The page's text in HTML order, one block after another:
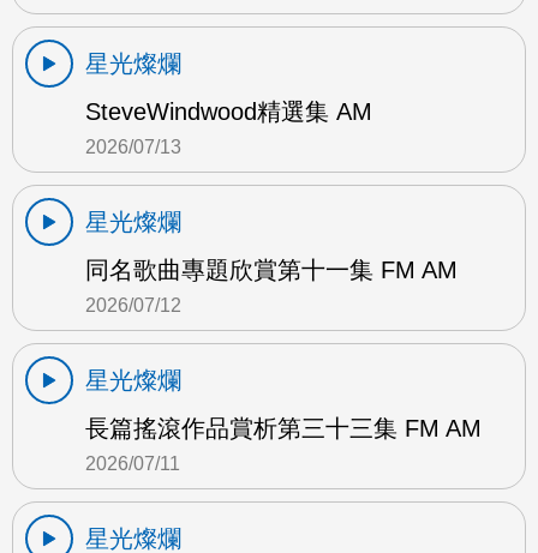
星光燦爛
SteveWindwood精選集 AM
2026/07/13
星光燦爛
同名歌曲專題欣賞第十一集 FM AM
2026/07/12
星光燦爛
長篇搖滾作品賞析第三十三集 FM AM
2026/07/11
星光燦爛